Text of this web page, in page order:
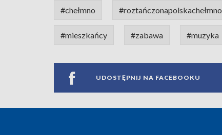
#chełmno #roztańczonapolskachełmno
#mieszkańcy #zabawa #muzyka
UDOSTĘPNIJ NA FACEBOOKU